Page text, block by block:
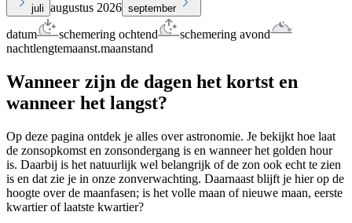
juli augustus 2026 september
datum schemering ochtend
schemering avond
nachtlengtemaanst.maanstand
Wanneer zijn de dagen het kortst en
wanneer het langst?
Op deze pagina ontdek je alles over astronomie. Je bekijkt hoe laat
de zonsopkomst en zonsondergang is en wanneer het golden hour
is. Daarbij is het natuurlijk wel belangrijk of de zon ook echt te zien
is en dat zie je in onze zonverwachting. Daarnaast blijft je hier op de
hoogte over de maanfasen; is het volle maan of nieuwe maan, eerste
kwartier of laatste kwartier?